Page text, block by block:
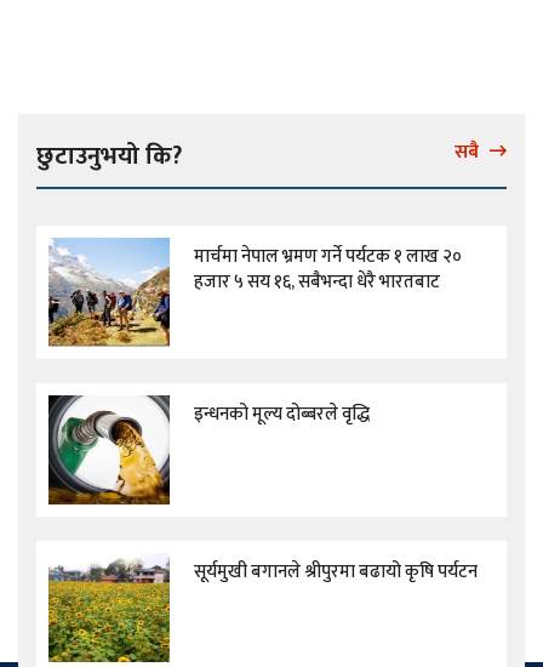
छुटाउनुभयो कि? सबै
मार्चमा नेपाल भ्रमण गर्ने पर्यटक १ लाख २०
हजार ५ सय १६, सबैभन्दा धेरै भारतबाट
इन्धनको मूल्य दोब्बरले वृद्धि
सूर्यमुखी बगानले श्रीपुरमा बढायो कृषि पर्यटन